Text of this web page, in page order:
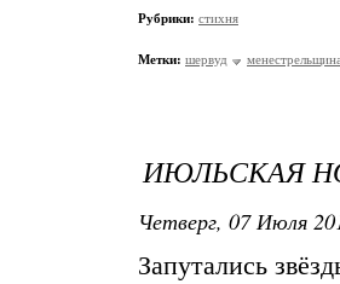
Рубрики: стихня
Метки: шервуд
ИЮЛЬСКАЯ
Четверг, 07 Июля
Запутались